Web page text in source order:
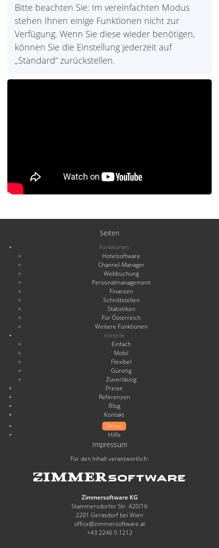
Bitte beachten Sie: Im vereinfachten Modus
stehen Ihnen einige Funktionen nicht zur
Verfügung. Wenn Sie diese wieder benötigen,
können Sie die Einstellung jederzeit auf
„Standard“ zurückstellen.
Seiten
Funktionen
Hotelsoftware
Channel-Manager
Webbuchung
Personalmanagement
Finanzen
Schnittstellen
Statistiken
Für Österreich
Weitere Funktionen
Vorteile
Einfach
Mobil
Flexibel
Günstig
Zuverlässig
Preise
Referenzen
Blog
Kontakt
Demo
Hilfe
Impressum
Für den Inhalt verantwortlich:
Zimmersoftware KG
Stammersdorfer Str. 420/16
2201 Gerasdorf bei Wien
office@zimmersoftware.at
+43 2246 5 1212